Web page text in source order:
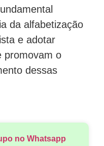
da alfabetização
e adotar
promovam o
dessas
no Whatsapp